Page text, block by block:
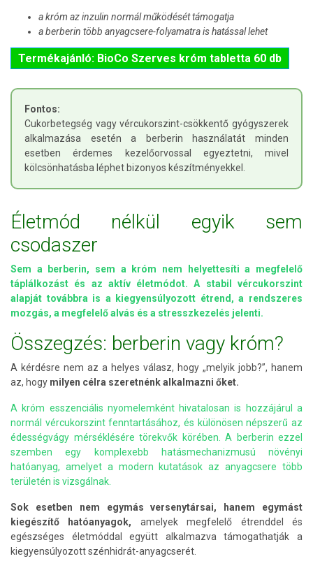
a króm az inzulin normál működését támogatja
a berberin több anyagcsere-folyamatra is hatással lehet
Termékajánló: BioCo Szerves króm tabletta 60 db
Fontos:
Cukorbetegség vagy vércukorszint-csökkentő gyógyszerek
alkalmazása esetén a berberin használatát minden
esetben érdemes kezelőorvossal egyeztetni, mivel
kölcsönhatásba léphet bizonyos készítményekkel.
Életmód nélkül egyik sem
csodaszer
Sem a berberin, sem a króm nem helyettesíti a megfelelő
táplálkozást és az aktív életmódot. A stabil vércukorszint
alapját továbbra is a kiegyensúlyozott étrend, a rendszeres
mozgás, a megfelelő alvás és a stresszkezelés jelenti.
Összegzés: berberin vagy króm?
A kérdésre nem az a helyes válasz, hogy „melyik jobb?”, hanem
az, hogy milyen célra szeretnénk alkalmazni őket.
A króm esszenciális nyomelemként hivatalosan is hozzájárul a
normál vércukorszint fenntartásához, és különösen népszerű az
édességvágy mérséklésére törekvők körében. A berberin ezzel
szemben egy komplexebb hatásmechanizmusú növényi
hatóanyag, amelyet a modern kutatások az anyagcsere több
területén is vizsgálnak.
Sok esetben nem egymás versenytársai, hanem egymást
kiegészítő hatóanyagok, amelyek megfelelő étrenddel és
egészséges életmóddal együtt alkalmazva támogathatják a
kiegyensúlyozott szénhidrát-anyagcserét.